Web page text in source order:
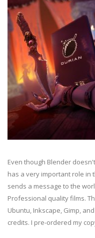
Even though Blender
has a very important role in
sends a message to the
Professional quality films.
Ubuntu, Inkscape, Gimp,
credits. I pre-ordered my